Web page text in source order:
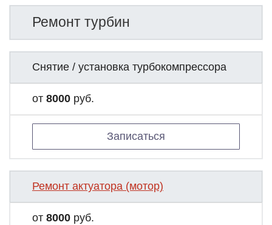
Ремонт турбин
Снятие / установка турбокомпрессора
от 8000 руб.
Записаться
Ремонт актуатора (мотор)
от 8000 руб.